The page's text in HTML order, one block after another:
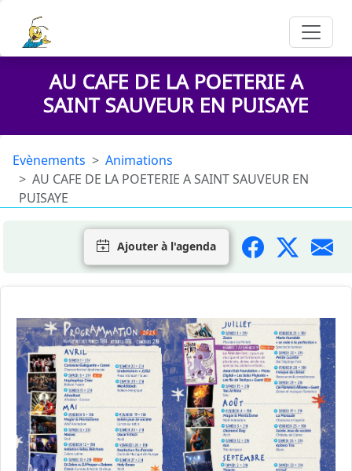
AU CAFE DE LA POETERIE A
SAINT SAUVEUR EN PUISAYE
Evènements
Animations
AU CAFE DE LA POETERIE A SAINT SAUVEUR EN
PUISAYE
Ajouter à l'agenda